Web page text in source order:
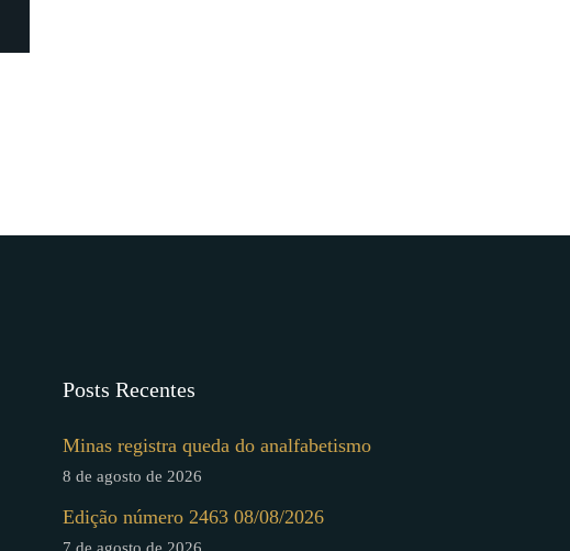
Posts Recentes
Minas registra queda do analfabetismo
8 de agosto de 2026
Edição número 2463 08/08/2026